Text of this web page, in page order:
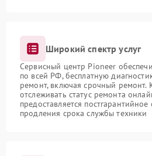
Широкий спектр услуг
Сервисный центр Pioneer
по всей РФ, бесплатную
ремонт, включая срочный ремонт.
отслеживать статус ремонта
предоставляется
продления срока службы техники